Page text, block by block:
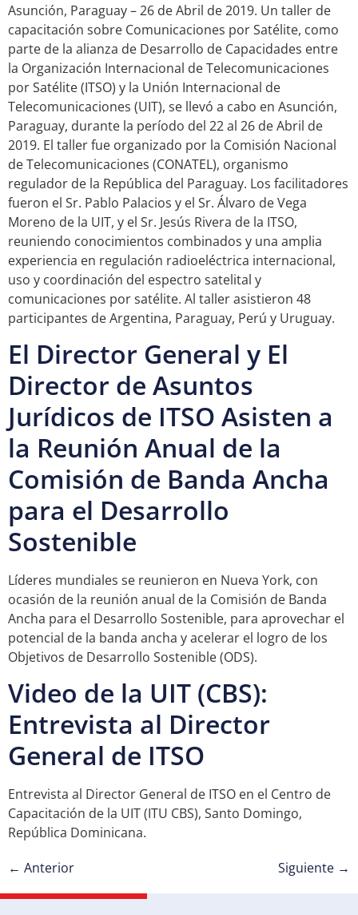
Asunción, Paraguay – 26 de Abril de 2019. Un taller de
capacitación sobre Comunicaciones por Satélite, como
parte de la alianza de Desarrollo de Capacidades entre
la Organización Internacional de Telecomunicaciones
por Satélite (ITSO) y la Unión Internacional de
Telecomunicaciones (UIT), se llevó a cabo en Asunción,
Paraguay, durante la período del 22 al 26 de Abril de
2019. El taller fue organizado por la Comisión Nacional
de Telecomunicaciones (CONATEL), organismo
regulador de la República del Paraguay. Los facilitadores
fueron el Sr. Pablo Palacios y el Sr. Álvaro de Vega
Moreno de la UIT, y el Sr. Jesús Rivera de la ITSO,
reuniendo conocimientos combinados y una amplia
experiencia en regulación radioeléctrica internacional,
uso y coordinación del espectro satelital y
comunicaciones por satélite. Al taller asistieron 48
participantes de Argentina, Paraguay, Perú y Uruguay.
El Director General y El
Director de Asuntos
Jurídicos de ITSO Asisten a
la Reunión Anual de la
Comisión de Banda Ancha
para el Desarrollo
Sostenible
Líderes mundiales se reunieron en Nueva York, con
ocasión de la reunión anual de la Comisión de Banda
Ancha para el Desarrollo Sostenible, para aprovechar el
potencial de la banda ancha y acelerar el logro de los
Objetivos de Desarrollo Sostenible (ODS).
Video de la UIT (CBS):
Entrevista al Director
General de ITSO
Entrevista al Director General de ITSO en el Centro de
Capacitación de la UIT (ITU CBS), Santo Domingo,
República Dominicana.
← Anterior Siguiente →